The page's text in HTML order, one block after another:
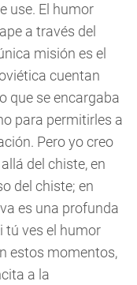
use. El humor
a través del
misión es el
cuentan
que se encargaba
para permitirles a
Pero yo creo
del chiste, en
del chiste; en
es una profunda
tú ves el humor
estos momentos,
a la